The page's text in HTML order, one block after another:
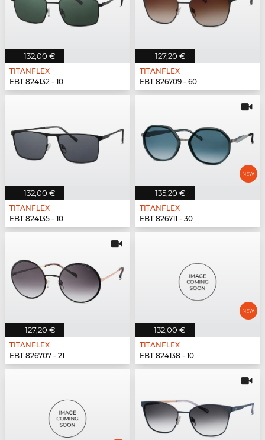
132,00 €
TITANFLEX
EBT 824132 - 10
127,20 €
TITANFLEX
EBT 826709 - 60
132,00 €
TITANFLEX
EBT 824135 - 10
135,20 €
TITANFLEX
EBT 826711 - 30
127,20 €
TITANFLEX
EBT 826707 - 21
132,00 €
TITANFLEX
EBT 824138 - 10